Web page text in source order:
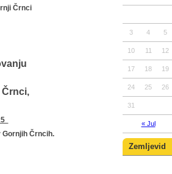
Črnci
Črnci,
Črncih.
« Jul
3 4 5
10 11 12
17 18 19
24 25 26
31
Zemljevid